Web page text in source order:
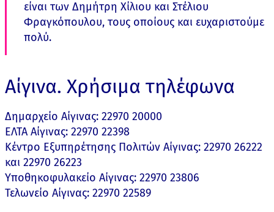
είναι των Δημήτρη Χίλιου και Στέλιου
Φραγκόπουλου, τους οποίους και ευχαριστούμε
πολύ.
Αίγινα. Χρήσιμα τηλέφωνα
Δημαρχείο Αίγινας: 22970 20000
ΕΛΤΑ Αίγινας: 22970 22398
Κέντρο Εξυπηρέτησης Πολιτών Αίγινας: 22970 26222
και 22970 26223
Υποθηκοφυλακείο Αίγινας: 22970 23806
Τελωνείο Αίγινας: 22970 22589